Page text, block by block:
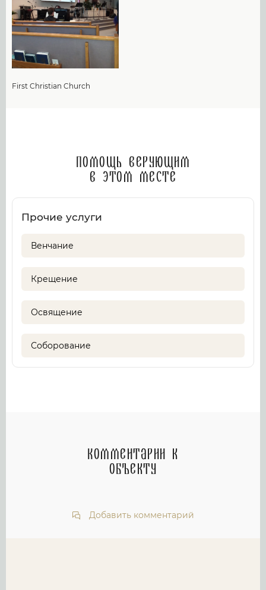
First Christian Church
Помощь верующим
в этом месте
Прочие услуги
Венчание
Крещение
Освящение
Соборование
Комментарии к
объекту
Добавить комментарий